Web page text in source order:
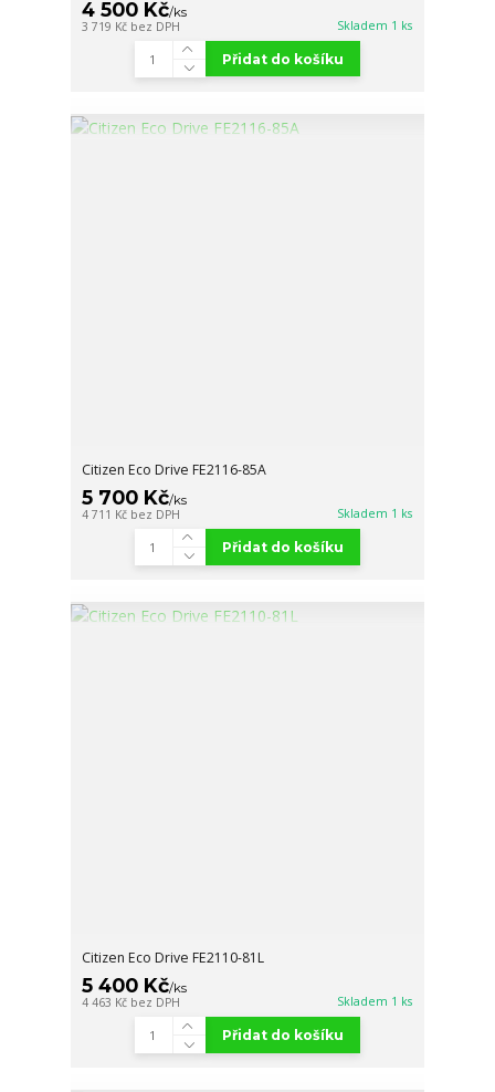
4 500 Kč/ks
3 719 Kč bez DPH Skladem 1 ks
Přidat do košíku
Citizen Eco Drive FE2116-85A
5 700 Kč/ks
4 711 Kč bez DPH Skladem 1 ks
Přidat do košíku
Citizen Eco Drive FE2110-81L
5 400 Kč/ks
4 463 Kč bez DPH Skladem 1 ks
Přidat do košíku